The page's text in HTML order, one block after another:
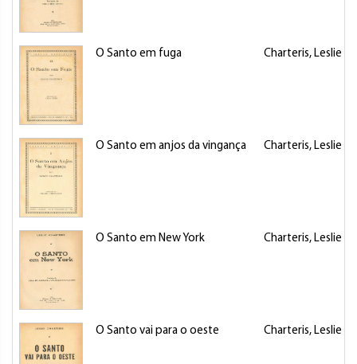
O Santo em fuga Charteris, Leslie
O Santo em anjos da vingança Charteris, Leslie
O Santo em New York Charteris, Leslie
O Santo vai para o oeste Charteris, Leslie